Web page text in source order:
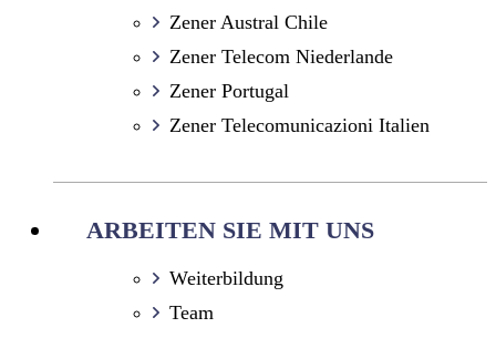
Zener Austral Chile
Zener Telecom Niederlande
Zener Portugal
Zener Telecomunicazioni Italien
ARBEITEN SIE MIT UNS
Weiterbildung
Team